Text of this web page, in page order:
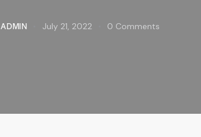
ADMIN July 21, 2022 0 Comments